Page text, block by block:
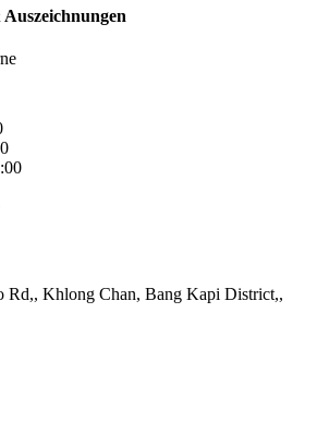
Rd,, Khlong Chan, Bang Kapi District,,